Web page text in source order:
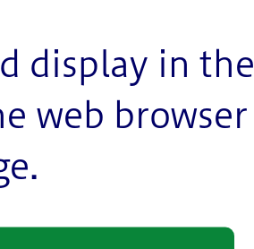
display in the
web browser